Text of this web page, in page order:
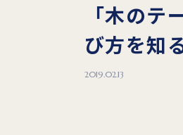
「木のテ
び方を知
2019.02.13